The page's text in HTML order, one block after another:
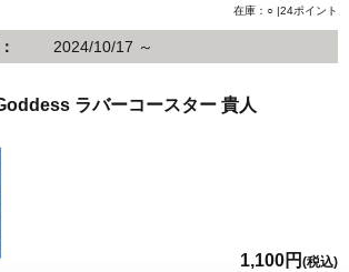
在庫：○ |24ポイント
2024/10/17 ～
ラバーコースター 貴人
1,100円 (税込)